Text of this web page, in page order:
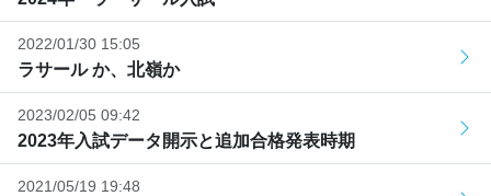
2022/01/30 15:05
ラサール か、北嶺か
2023/02/05 09:42
2023年入試データ開示と追加合格発表時期
2021/05/19 19:48